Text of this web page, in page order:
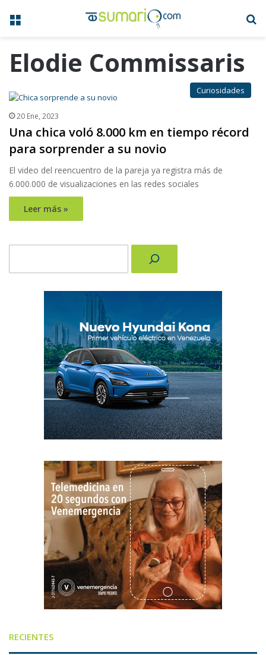
Menú
Elodie Commissaris
Curiosidades
20 Ene, 2023
Una chica voló 8.000 km en tiempo récord
para sorprender a su novio
El video del reencuentro de la pareja ya registra más de
6.000.000 de visualizaciones en las redes sociales
Leer más »
RECIENTES